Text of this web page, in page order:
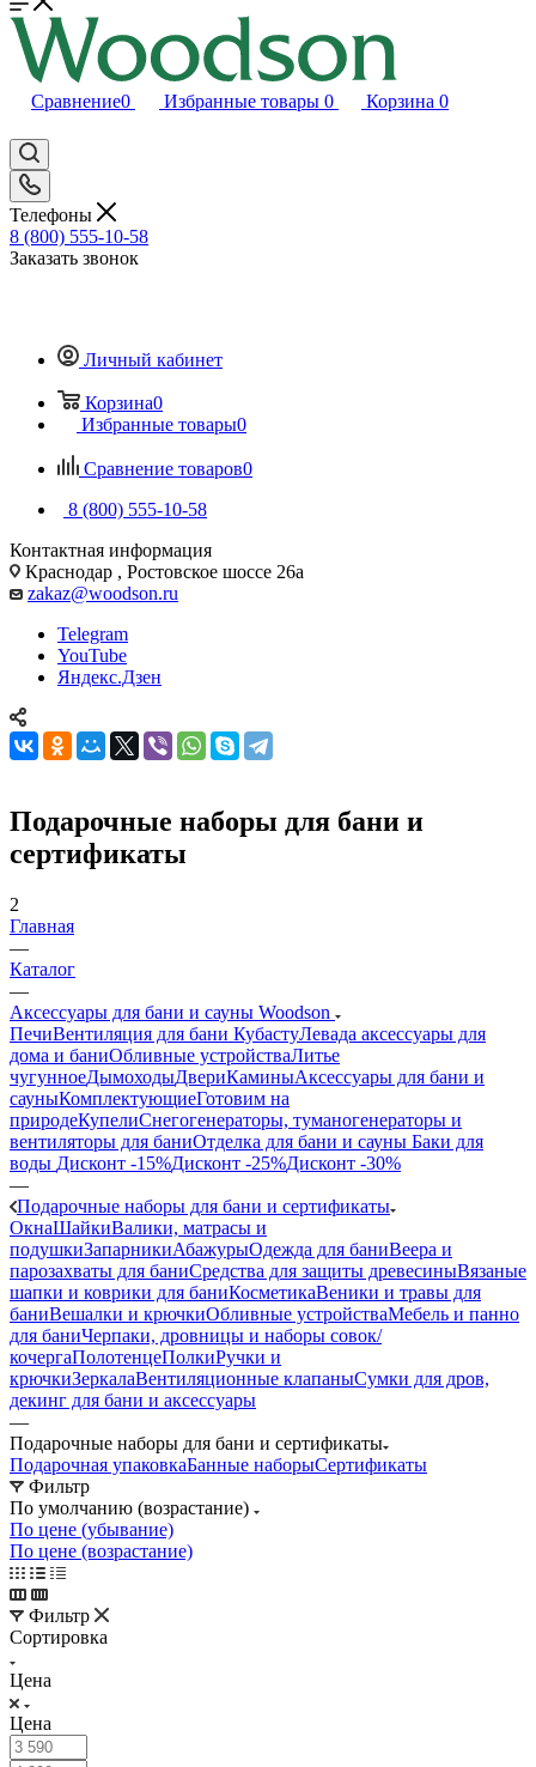
Сравнение0 Избранные товары 0 Корзина 0
Телефоны
8 (800) 555-10-58
Заказать звонок
Личный кабинет
Корзина0
Избранные товары0
Сравнение товаров0
8 (800) 555-10-58
Контактная информация
Краснодар , Ростовское шоссе 26а
zakaz@woodson.ru
Telegram
YouTube
Яндекс.Дзен
Подарочные наборы для бани и
сертификаты
2
Главная
—
Каталог
—
Аксессуары для бани и сауны Woodson
ПечиВентиляция для бани КубастуЛевада аксессуары для
дома и баниОбливные устройстваЛитье
чугунноеДымоходыДвериКаминыАксессуары для бани и
сауныКомплектующиеГотовим на
природеКупелиСнегогенераторы, туманогенераторы и
вентиляторы для баниОтделка для бани и сауны Баки для
воды Дисконт -15%Дисконт -25%Дисконт -30%
—
Подарочные наборы для бани и сертификаты
ОкнаШайкиВалики, матрасы и
подушкиЗапарникиАбажурыОдежда для баниВеера и
парозахваты для баниСредства для защиты древесиныВязаные
шапки и коврики для баниКосметикаВеники и травы для
баниВешалки и крючкиОбливные устройстваМебель и панно
для баниЧерпаки, дровницы и наборы совок/
кочергаПолотенцеПолкиРучки и
крючкиЗеркалаВентиляционные клапаныСумки для дров,
декинг для бани и аксессуары
—
Подарочные наборы для бани и сертификаты
Подарочная упаковкаБанные наборыСертификаты
Фильтр
По умолчанию (возрастание)
По цене (убывание)
По цене (возрастание)
Фильтр
Сортировка
Цена
Цена